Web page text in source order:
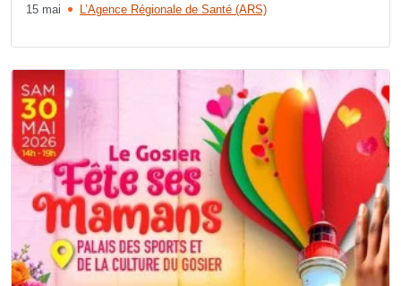
15 mai L’Agence Régionale de Santé (ARS)